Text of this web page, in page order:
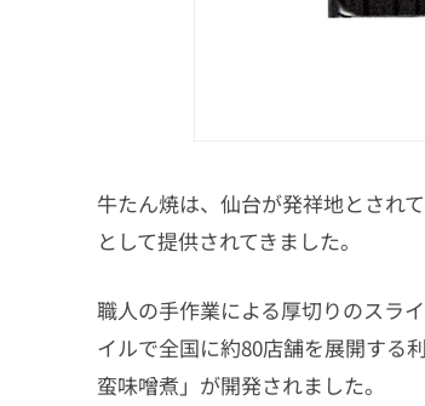
牛たん焼は、仙台が発祥地とされ
として提供されてきました。
職人の手作業による厚切りのスラ
イルで全国に約80店舗を展開する
蛮味噌煮」が開発されました。